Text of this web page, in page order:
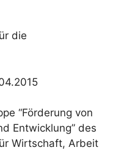
die
“Förderung von
Entwicklung” des
Wirtschaft, Arbeit